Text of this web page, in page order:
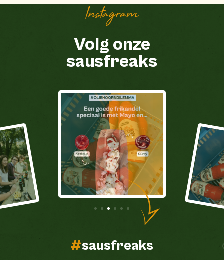
Instagram
Volg onze
sausfreaks
#sausfreaks